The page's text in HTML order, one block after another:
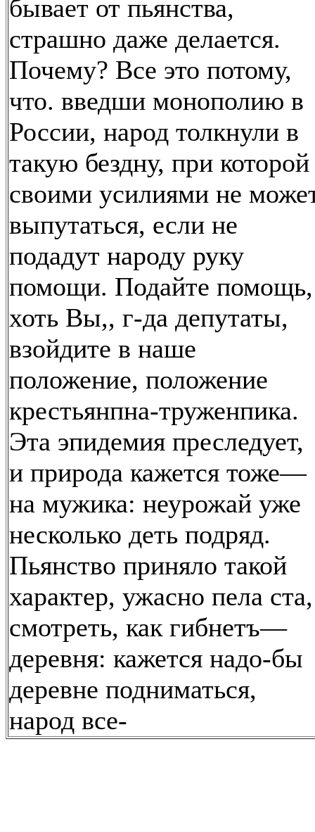
бывает от пьянства,
страшно даже делается.
Почему? Все это потому,
что. введши монополию в
России, народ толкнули в
такую бездну, при которой
своими усилиями не
выпутаться, если не
подадут народу руку
помощи. Подайте помощь,
хоть Вы,, г-да депутаты,
взойдите в наше
положение, положение
крестьянпна-труженпика.
Эта эпидемия преследует,
и природа кажется тоже—
на мужика: неурожай уже
несколько деть подряд.
Пьянство приняло такой
характер, ужасно пела ста,
смотреть, как гибнетъ—
деревня: кажется надо-бы
деревне подниматься,
народ все-